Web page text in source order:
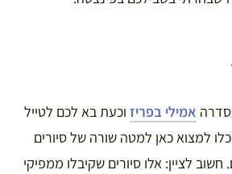
אמילי בפריז וכעת בא לכם לטייל
למצוא כאן למטה שורה של סיורים
לציין: אלו סיורים שקיבלו ממפיקי